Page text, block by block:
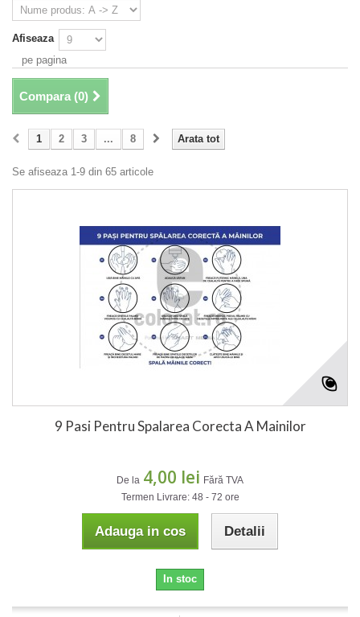
Afiseaza
pe pagina
Compara (0)
Arata tot
1 2 3 ... 8
Se afiseaza 1-9 din 65 articole
9 Pasi Pentru Spalarea Corecta A Mainilor
De la 4,00 lei Fără TVA
Termen Livrare: 48 - 72 ore
Adauga in cos Detalii
In stoc